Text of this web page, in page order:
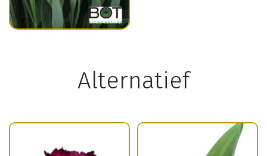
Alternatief